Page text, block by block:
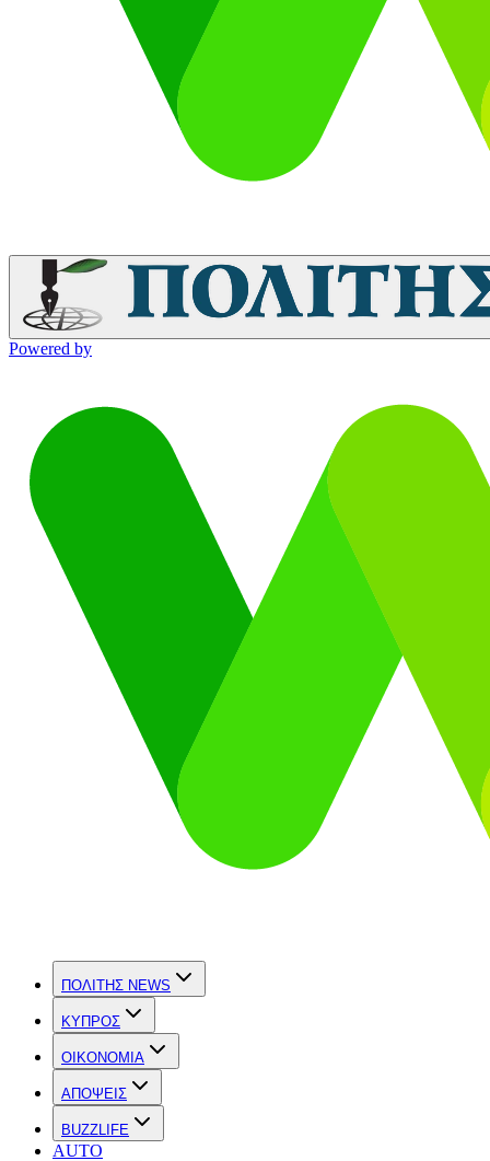
Powered by
ΠΟΛΙΤΗΣ NEWS
ΚΥΠΡΟΣ
OIKONOMIA
ΑΠΟΨΕΙΣ
BUZZLIFE
AUTO